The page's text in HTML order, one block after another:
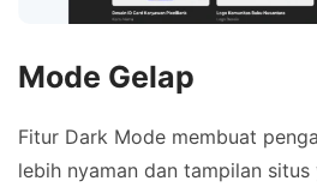
Mode Gelap
Fitur Dark Mode membuat
lebih nyaman dan tampilan situs